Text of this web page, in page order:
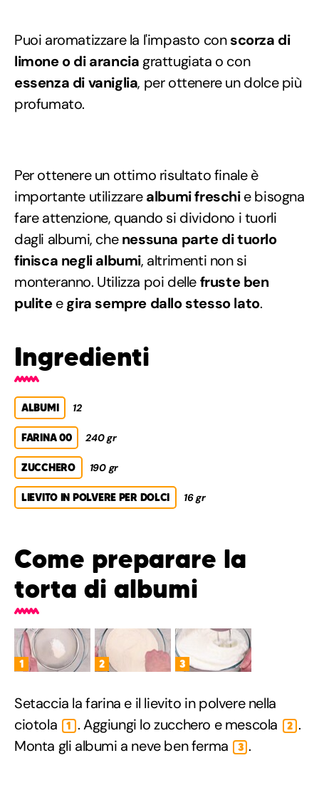
Puoi aromatizzare la l'impasto conscorza di
limone o di arancia grattugiata o con
essenza di vaniglia, per ottenere un dolce più
profumato.
Per ottenere un ottimo risultato finale è
importante utilizzarealbumi freschie bisogna
fare attenzione, quando si dividono i tuorli
dagli albumi, chenessuna parte di tuorlo
finisca negli albumi, altrimenti non si
monteranno. Utilizza poi dellefruste ben
puliteegira sempre dallo stesso lato.
Ingredienti
ALBUMI 12
FARINA 00 240 gr
ZUCCHERO 190 gr
LIEVITO IN POLVERE PER DOLCI 16 gr
Come preparare la
torta di albumi
1 2 3
Setaccia la farina e il lievito in polvere nella
ciotola
1 . Aggiungi lo zucchero e mescola 2 .
Monta gli albumi a neve ben ferma
3 .